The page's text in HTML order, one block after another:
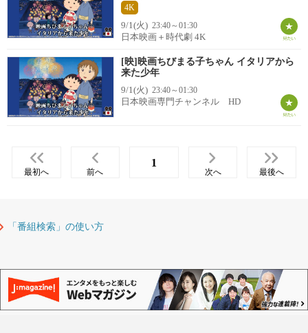
4K
9/1(火) 23:40～01:30
日本映画＋時代劇 4K
[映]映画ちびまる子ちゃん イタリアから
来た少年
9/1(火) 23:40～01:30
日本映画専門チャンネル HD
最初へ 前へ
1
次へ 最後へ
「番組検索」の使い方